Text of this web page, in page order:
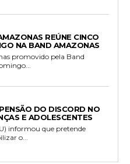
REÚNE CINCO
NA BAND AMAZONAS
promovido pela Band
DO DISCORD NO
E ADOLESCENTES
informou que pretende
o...